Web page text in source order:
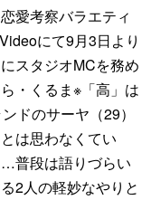
愛考察バラエティ
にて9月3日より
スタジオMCを務め
・くるま※「高」は
ドのサーヤ（29）
は思わなくてい
普段は語りづらい
2人の軽妙なやりと